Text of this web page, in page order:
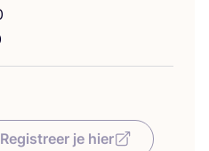
Registreer je hier